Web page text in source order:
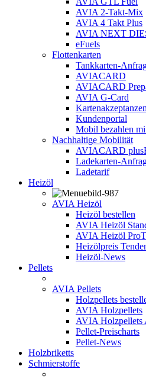
AVIA 2-Takt-Mix
AVIA 4 Takt Plus
AVIA NEXT
eFuels
Flottenkarten
Tankkarten-
AVIACARD
AVIACARD
AVIA G-Card
Kartenakzeptanzen
Kundenportal
Mobil bezahlen
Nachhaltige Mobilität
AVIACARD
Ladekarten-
Ladetarif
Heizöl
AVIA Heizöl
Heizöl bestellen
AVIA Heizöl
AVIA Heizöl
Heizölpreis
Heizöl-News
Pellets
AVIA Pellets
Holzpellets
AVIA Holzpellets
AVIA Holzpellets
Pellet-Preischarts
Pellet-News
Holzbriketts
Schmierstoffe